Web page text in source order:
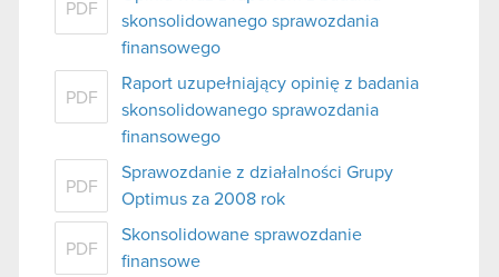
PDF
skonsolidowanego sprawozdania
finansowego
PDF
Raport uzupełniający opinię z badania
skonsolidowanego sprawozdania
finansowego
PDF
Sprawozdanie z działalności Grupy
Optimus za 2008 rok
PDF
Skonsolidowane sprawozdanie
finansowe